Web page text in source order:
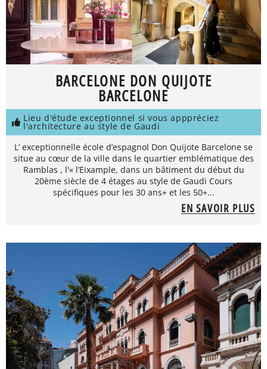
BARCELONE DON QUIJOTE
BARCELONE
Lieu d'étude exceptionnel si vous apppréciez
l'architecture au style de Gaudi
L’ exceptionnelle école d’espagnol Don Quijote Barcelone se
situe au cœur de la ville dans le quartier emblématique des
Ramblas , l'« l’Eixample, dans un bâtiment du début du
20ème siècle de 4 étages au style de Gaudi Cours
spécifiques pour les 30 ans+ et les 50+...
EN SAVOIR PLUS